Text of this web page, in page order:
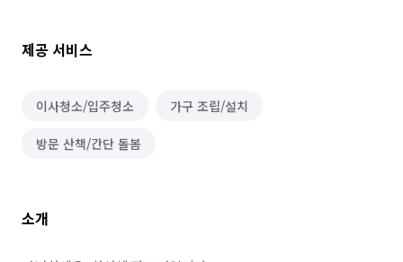
제공 서비스
이사청소/입주청소 가구 조립/설치
방문 산책/간단 돌봄
소개